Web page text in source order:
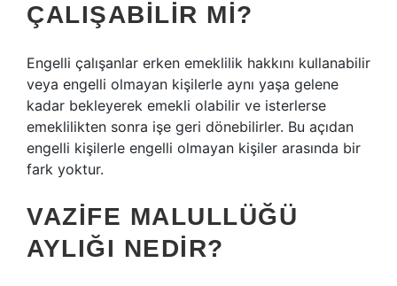
ÇALIŞABILIR MI?
Engelli çalışanlar erken emeklilik hakkını kullanabilir
veya engelli olmayan kişilerle aynı yaşa gelene
kadar bekleyerek emekli olabilir ve isterlerse
emeklilikten sonra işe geri dönebilirler. Bu açıdan
engelli kişilerle engelli olmayan kişiler arasında bir
fark yoktur.
VAZIFE MALULLÜĞÜ
AYLIĞI NEDIR?